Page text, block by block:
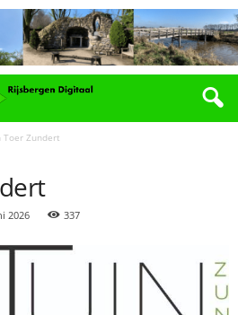
Toer Zundert
2026 337